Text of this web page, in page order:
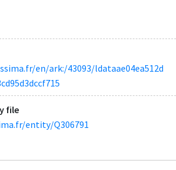
en/ark:/43093/ldataae04ea512d
file
entity/Q306791